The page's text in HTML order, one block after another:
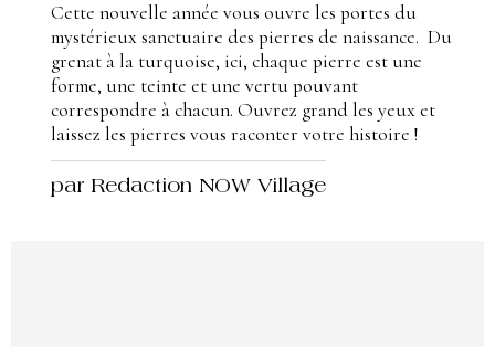
Cette nouvelle année vous ouvre les portes du
mystérieux sanctuaire des pierres de naissance. Du
grenat à la turquoise, ici, chaque pierre est une
forme, une teinte et une vertu pouvant
correspondre à chacun. Ouvrez grand les yeux et
laissez les pierres vous raconter votre histoire !
par Redaction NOW Village